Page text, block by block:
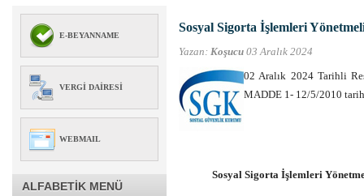
E-BEYANNAME
VERGI DAIRESI
WEBMAIL
ALFABETİK MENÜ
Sosyal Sigorta İşlemleri
Yazan: Koşucu 03 Aralık 2024
02 Aralık 2024 Tarihli
MADDE 1- 12/5/2010
Sosyal Sigorta İşlemleri